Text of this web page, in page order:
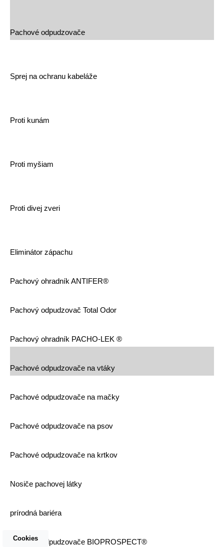
Pachové odpudzovače
Sprej na ochranu kabeláže
Proti kunám
Proti myšiam
Proti divej zveri
Eliminátor zápachu
Pachový ohradník ANTIFER®
Pachový odpudzovač Total Odor
Pachový ohradník PACHO-LEK ®
Pachové odpudzovače na vtáky
Pachové odpudzovače na mačky
Pachové odpudzovače na psov
Pachové odpudzovače na krtkov
Nosiče pachovej látky
prírodná bariéra
Pachové odpudzovače BIOPROSPECT®
Cookies